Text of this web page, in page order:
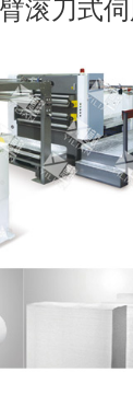
滚刀式